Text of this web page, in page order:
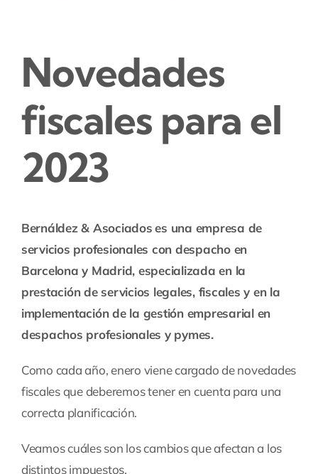
Novedades
fiscales para el
2023
Bernáldez & Asociados es una empresa de
servicios profesionales con despacho en
Barcelona y Madrid, especializada en la
prestación de servicios legales, fiscales y en la
implementación de la gestión empresarial en
despachos profesionales y pymes.
Como cada año, enero viene cargado de novedades
fiscales que deberemos tener en cuenta para una
correcta planificación.
Veamos cuáles son los cambios que afectan a los
distintos impuestos.